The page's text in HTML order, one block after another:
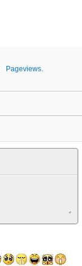
Pageviews.